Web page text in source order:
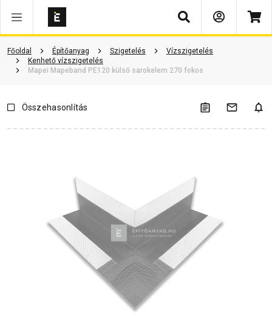
Keresés
Főoldal Építőanyag Szigetelés
Vízszigetelés
Kenhető vízszigetelés
Mapei Mapeband PE120 külső sarokelem 270 fokos
Vásárlói vélemények Kérdések és válaszok Kapcsolódó cikkek
Összehasonlítás